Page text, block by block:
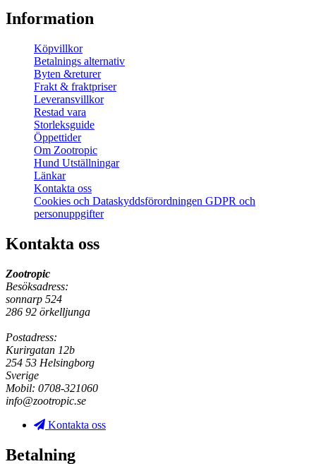
Information
Köpvillkor
Betalnings alternativ
Byten &returer
Frakt & fraktpriser
Leveransvillkor
Restad vara
Storleksguide
Öppettider
Om Zootropic
Hund Utställningar
Länkar
Kontakta oss
Cookies och Dataskyddsförordningen GDPR och
personuppgifter
Kontakta oss
Zootropic
Besöksadress:
sonnarp 524
286 92 örkelljunga
Postadress:
Kurirgatan 12b
254 53 Helsingborg
Sverige
Mobil: 0708-321060
info@zootropic.se
Kontakta oss
Betalning